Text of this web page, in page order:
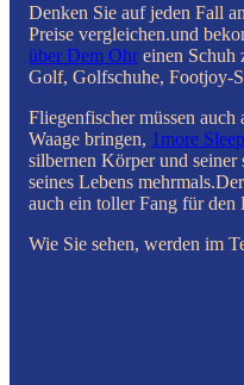
Denken Sie auf jeden Fall
Preise vergleichen.und
über Dem Ohr einen Schuh
Golf, Golfschuhe, Footjoy-
Fliegenfischer müssen
Waage bringen, 1more
silbernen Körper und seiner
seines Lebens
auch ein toller Fang für den
Wie Sie sehen, werden im